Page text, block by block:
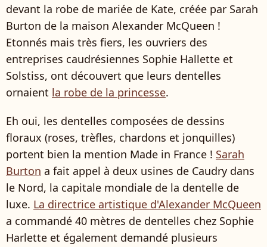
devant la robe de mariée de Kate, créée par Sarah
Burton de la maison Alexander McQueen !
Etonnés mais très fiers, les ouvriers des
entreprises caudrésiennes Sophie Hallette et
Solstiss, ont découvert que leurs dentelles
ornaient la robe de la princesse.
Eh oui, les dentelles composées de dessins
floraux (roses, trèfles, chardons et jonquilles)
portent bien la mention Made in France ! Sarah
Burton a fait appel à deux usines de Caudry dans
le Nord, la capitale mondiale de la dentelle de
luxe. La directrice artistique d'Alexander McQueen
a commandé 40 mètres de dentelles chez Sophie
Harlette et également demandé plusieurs